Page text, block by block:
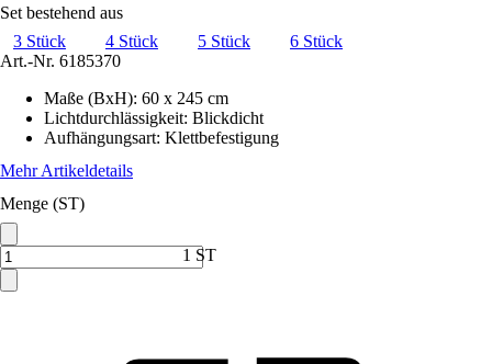
Set bestehend aus
3 Stück
4 Stück 5 Stück
6 Stück
Art.-Nr. 6185370
Maße (BxH): 60 x 245 cm
Lichtdurchlässigkeit: Blickdicht
Aufhängungsart: Klettbefestigung
Mehr Artikeldetails
Menge (ST)
1 ST